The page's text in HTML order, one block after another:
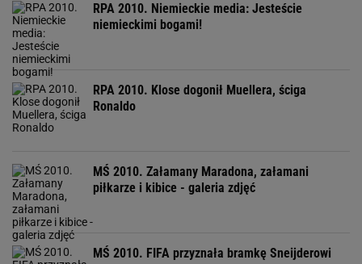
RPA 2010. Niemieckie media: Jesteście
niemieckimi bogami!
RPA 2010. Klose dogonił Muellera, ściga
Ronaldo
MŚ 2010. Załamany Maradona, załamani
piłkarze i kibice - galeria zdjęć
MŚ 2010. FIFA przyznała bramkę Sneijderowi